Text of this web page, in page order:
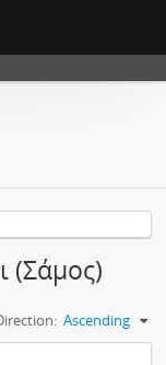
(Σάμος)
Ascending